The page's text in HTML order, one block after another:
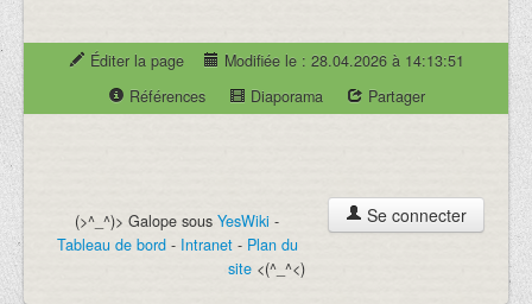
Éditer la page
Modifiée le : 28.04.2026 à 14:13:51
Références
Diaporama Partager
Se connecter
(>^_^)> Galope sous YesWiki -
Tableau de bord- Intranet- Plan du
site<(^_^<)